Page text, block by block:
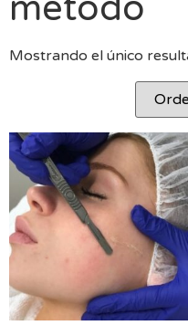
Mostrando el único